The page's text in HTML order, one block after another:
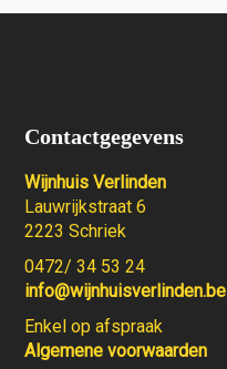
Contactgegevens
Wijnhuis Verlinden
Lauwrijkstraat 6
2223 Schriek
0472/ 34 53 24
info@wijnhuisverlinden.be
Enkel op afspraak
Algemene voorwaarden